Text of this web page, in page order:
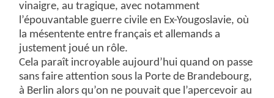
vinaigre, au tragique, avec notamment
l’épouvantable guerre civile en Ex-Yougoslavie, où
la mésentente entre français et allemands a
justement joué un rôle.
Cela paraît incroyable aujourd’hui quand on passe
sans faire attention sous la Porte de Brandebourg,
à Berlin alors qu’on ne pouvait que l’apercevoir au